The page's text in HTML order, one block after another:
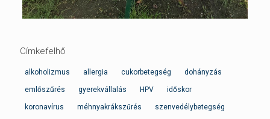
Címkefelhő
alkoholizmus allergia cukorbetegség dohányzás
emlőszűrés gyerekvállalás HPV időskor
koronavírus méhnyakrákszűrés szenvedélybetegség